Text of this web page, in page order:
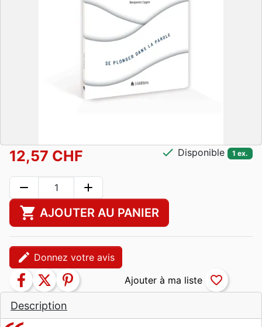
Description
12,57 CHF check Disponible 1 ex.
remove add
shopping_cart AJOUTER AU PANIER
edit Donnez votre avis
facebook twitter pinterest favorite_border